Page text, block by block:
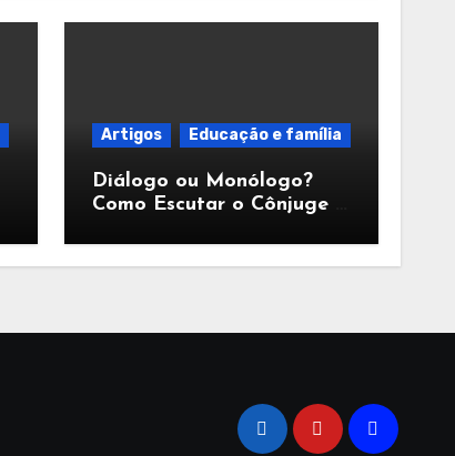
Artigos Educação e família
Diálogo ou Monólogo?
Como Escutar o Cônjuge e